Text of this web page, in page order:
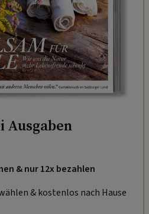
& nur 12x bezahlen
& kostenlos nach Hause